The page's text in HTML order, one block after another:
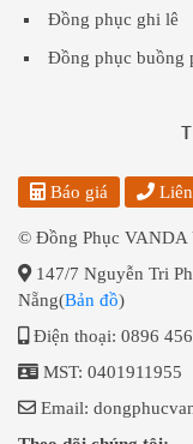
Đồng phục ghi lê
Đồng phục buồng
Báo giá
© Đồng Phục VANDA
147/7 Nguyễn Tri
Nẵng(Bản đồ)
Điện thoại: 0896
MST: 0401911955
Email: